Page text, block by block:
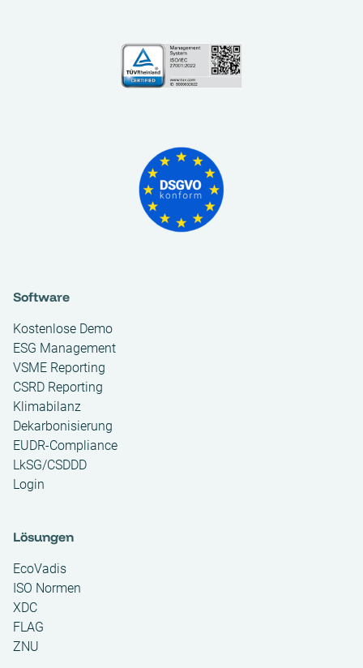
Software
Kostenlose Demo
ESG Management
VSME Reporting
CSRD Reporting
Klimabilanz
Dekarbonisierung
EUDR-Compliance
LkSG/CSDDD
Login
Lösungen
EcoVadis
ISO Normen
XDC
FLAG
ZNU